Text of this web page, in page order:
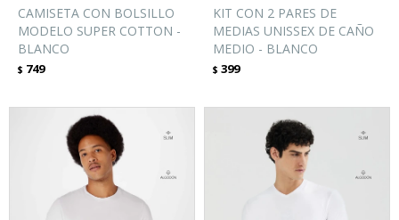
CAMISETA CON BOLSILLO
MODELO SUPER COTTON -
BLANCO
$ 749
KIT CON 2 PARES DE
MEDIAS UNISSEX DE CAÑO
MEDIO - BLANCO
$ 399